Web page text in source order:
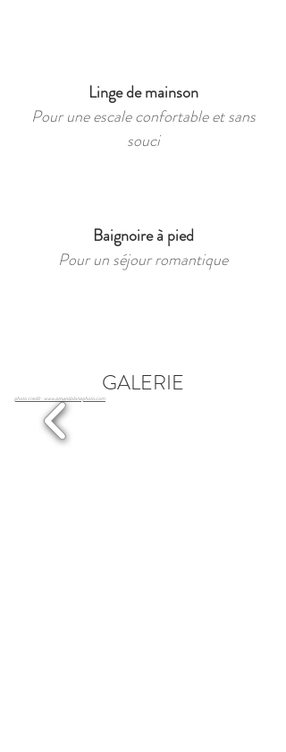
Linge de mainson
Pour une escale confortable et sans
souci
Baignoire à pied
Pour un séjour romantique
GALERIE
photo credit : www.amandalanephoto.com